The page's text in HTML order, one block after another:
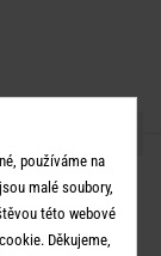
používáme na
malé soubory,
této webové
Děkujeme,